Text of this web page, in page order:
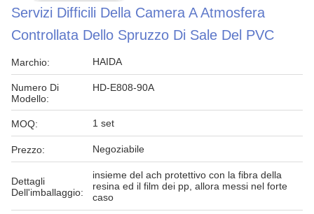
Servizi Difficili Della Camera A Atmosfera
Controllata Dello Spruzzo Di Sale Del PVC
Marchio: HAIDA
Numero Di
Modello:
HD-E808-90A
MOQ: 1 set
Prezzo: Negoziabile
Dettagli
Dell'imballaggio:
insieme del ach protettivo con la fibra della
resina ed il film dei pp, allora messi nel forte
caso